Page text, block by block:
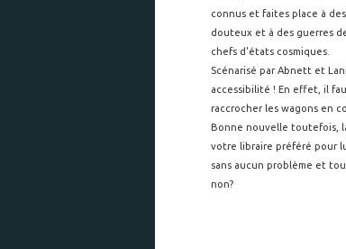
connus et faites place à
douteux et à des guerres
chefs d'états cosmiques.
Scénarisé par Abnett et
accessibilité ! En effet, il
raccrocher les wagons en
Bonne nouvelle toutefois,
votre libraire préféré pour
sans aucun problème et
non?